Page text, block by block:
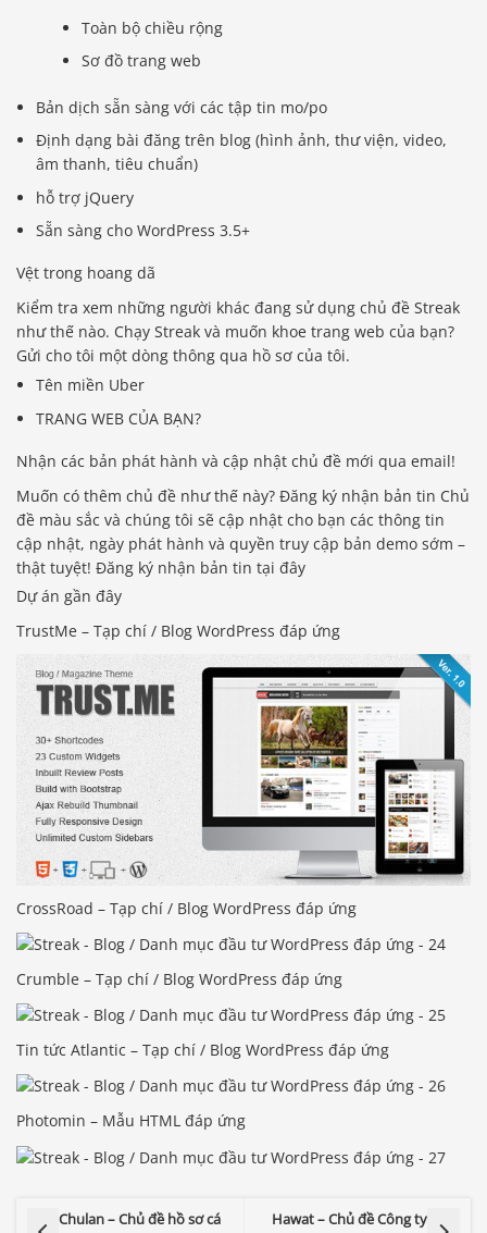
Toàn bộ chiều rộng
Sơ đồ trang web
Bản dịch sẵn sàng với các tập tin mo/po
Định dạng bài đăng trên blog (hình ảnh, thư viện, video,
âm thanh, tiêu chuẩn)
hỗ trợ jQuery
Sẵn sàng cho WordPress 3.5+
Vệt trong hoang dã
Kiểm tra xem những người khác đang sử dụng chủ đề Streak
như thế nào. Chạy Streak và muốn khoe trang web của bạn?
Gửi cho tôi một dòng thông qua hồ sơ của tôi.
Tên miền Uber
TRANG WEB CỦA BẠN?
Nhận các bản phát hành và cập nhật chủ đề mới qua email!
Muốn có thêm chủ đề như thế này? Đăng ký nhận bản tin Chủ
đề màu sắc và chúng tôi sẽ cập nhật cho bạn các thông tin
cập nhật, ngày phát hành và quyền truy cập bản demo sớm –
thật tuyệt! Đăng ký nhận bản tin tại đây
Dự án gần đây
TrustMe – Tạp chí / Blog WordPress đáp ứng
CrossRoad – Tạp chí / Blog WordPress đáp ứng
Crumble – Tạp chí / Blog WordPress đáp ứng
Tin tức Atlantic – Tạp chí / Blog WordPress đáp ứng
Photomin – Mẫu HTML đáp ứng
Chulan – Chủ đề hồ sơ cá
Hawat – Chủ đề Công ty
0903.976.769